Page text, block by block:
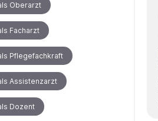
Oberarzt
Facharzt
Pflegefachkraft
Assistenzarzt
Dozent